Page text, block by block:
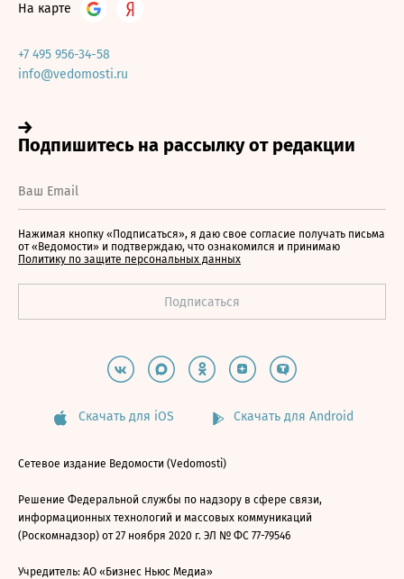
На карте
+7 495 956-34-58
info@vedomosti.ru
Нажимая кнопку «Подписаться», я даю свое согласие получать письма
от «Ведомости» и подтверждаю, что ознакомился и принимаю
Политику по защите персональных данных
Скачать для iOS Скачать для Android
Сетевое издание Ведомости (Vedomosti)
Решение Федеральной службы по надзору в сфере связи,
информационных технологий и массовых коммуникаций
(Роскомнадзор) от 27 ноября 2020 г. ЭЛ № ФС 77-79546
Учредитель: АО «Бизнес Ньюс Медиа»